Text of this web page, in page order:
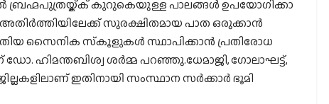
ബ്രഹ്മപുത്രയ്ക്ക് കുറുകെയുള്ള പാലങ്ങള്‍ ഉപയോഗിക്കാ
സുരക്ഷിതമായ പാത ഒരുക്കാന്‍
സൈനിക സ്‌കൂളുകള്‍ സ്ഥാപിക്കാന്‍ പ്രതിരോധ
ഡോ. ഹിമന്തബിശ്വ ശര്‍മ്മ പറഞ്ഞു.ധേമാജി, ഗോലാഘട്ട്,
ഇതിനായി സംസ്ഥാന സര്‍ക്കാര്‍ ഭൂമി